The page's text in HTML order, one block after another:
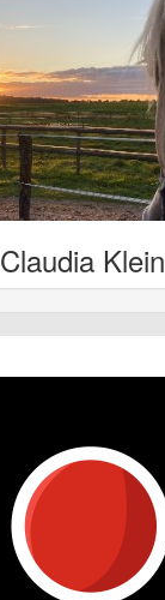
Claudia Klein